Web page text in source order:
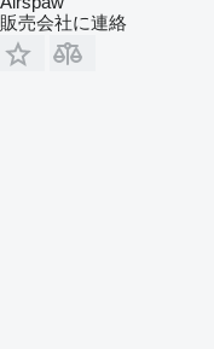
販売会社に連絡